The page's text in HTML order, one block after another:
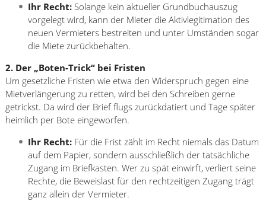
Ihr Recht: Solange kein aktueller Grundbuchauszug
vorgelegt wird, kann der Mieter die Aktivlegitimation des
neuen Vermieters bestreiten und unter Umständen sogar
die Miete zurückbehalten.
2. Der „Boten-Trick“ bei Fristen
Um gesetzliche Fristen wie etwa den Widerspruch gegen eine
Mietverlängerung zu retten, wird bei den Schreiben gerne
getrickst. Da wird der Brief flugs zurückdatiert und Tage später
heimlich per Bote eingeworfen.
Ihr Recht: Für die Frist zählt im Recht niemals das Datum
auf dem Papier, sondern ausschließlich der tatsächliche
Zugang im Briefkasten. Wer zu spät einwirft, verliert seine
Rechte, die Beweislast für den rechtzeitigen Zugang trägt
ganz allein der Vermieter.